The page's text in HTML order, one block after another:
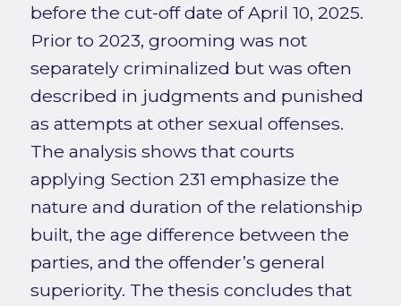
before the cut-off date of April 10, 2025.
Prior to 2023, grooming was not
separately criminalized but was often
described in judgments and punished
as attempts at other sexual offenses.
The analysis shows that courts
applying Section 231 emphasize the
nature and duration of the relationship
built, the age difference between the
parties, and the offender’s general
superiority. The thesis concludes that